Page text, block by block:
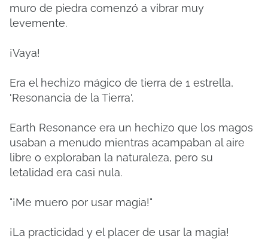
muro de piedra comenzó a vibrar muy
levemente.
¡Vaya!
Era el hechizo mágico de tierra de 1 estrella,
'Resonancia de la Tierra'.
Earth Resonance era un hechizo que los magos
usaban a menudo mientras acampaban al aire
libre o exploraban la naturaleza, pero su
letalidad era casi nula.
"¡Me muero por usar magia!"
¡La practicidad y el placer de usar la magia!